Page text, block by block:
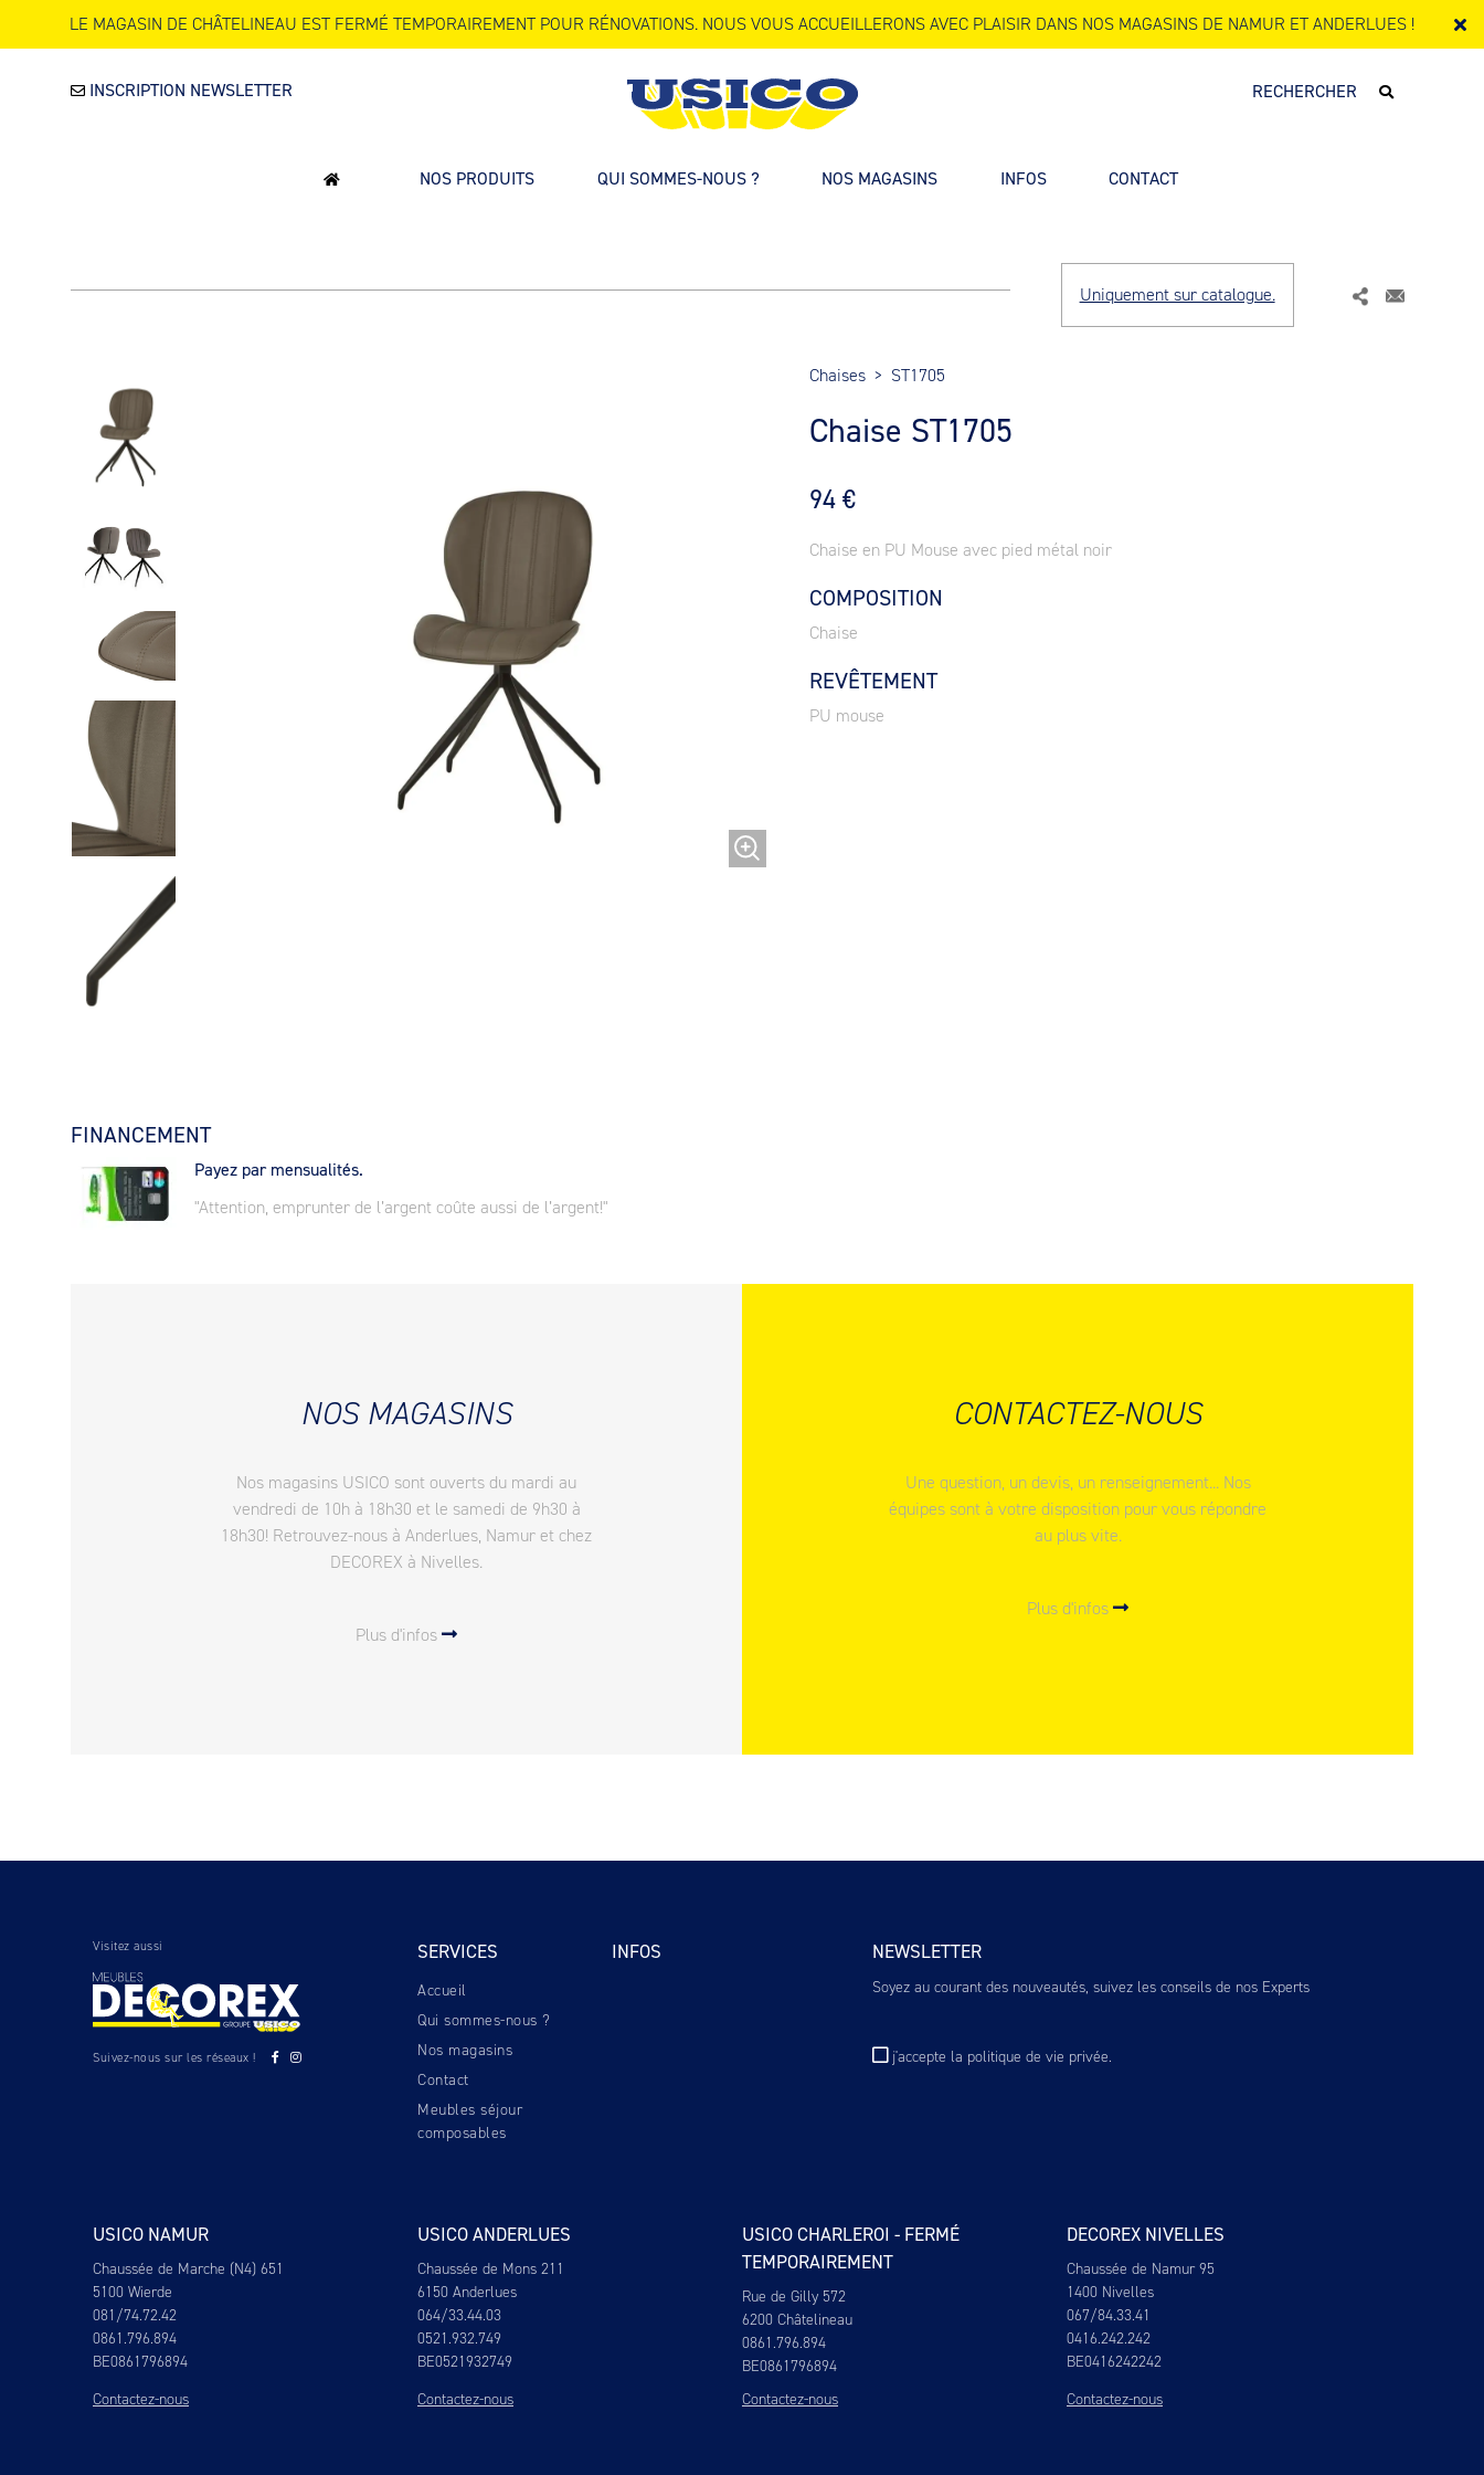
LE MAGASIN DE CHÂTELINEAU EST FERMÉ TEMPORAIREMENT POUR RÉNOVATIONS. NOUS VOUS ACCUEILLERONS AVEC PLAISIR DANS NOS MAGASINS DE NAMUR ET ANDERLUES !
INSCRIPTION NEWSLETTER
NOS PRODUITS QUI SOMMES-NOUS ? NOS MAGASINS INFOS CONTACT
Uniquement sur catalogue.
Chaises > ST1705
Chaise ST1705
94 €
Chaise en PU Mouse avec pied métal noir
COMPOSITION
Chaise
REVÊTEMENT
PU mouse
FINANCEMENT
Payez par mensualités.
"Attention, emprunter de l’argent coûte aussi de l’argent!"
NOS MAGASINS
Nos magasins USICO sont ouverts du mardi au
vendredi de 10h à 18h30 et le samedi de 9h30 à
18h30! Retrouvez-nous à Anderlues, Namur et chez
DECOREX à Nivelles.
Plus d'infos
CONTACTEZ-NOUS
Une question, un devis, un renseignement... Nos
équipes sont à votre disposition pour vous répondre
au plus vite.
Plus d'infos
Visitez aussi
Suivez-nous sur les réseaux !
SERVICES
Accueil
Qui sommes-nous ?
Nos magasins
Contact
Meubles séjour
composables
INFOS NEWSLETTER
Soyez au courant des nouveautés, suivez les conseils de nos Experts
j'accepte la politique de vie privée.
USICO NAMUR
Chaussée de Marche (N4) 651
5100 Wierde
081/74.72.42
0861.796.894
BE0861796894
Contactez-nous
USICO ANDERLUES
Chaussée de Mons 211
6150 Anderlues
064/33.44.03
0521.932.749
BE0521932749
Contactez-nous
USICO CHARLEROI - FERMÉ
TEMPORAIREMENT
Rue de Gilly 572
6200 Châtelineau
0861.796.894
BE0861796894
Contactez-nous
DECOREX NIVELLES
Chaussée de Namur 95
1400 Nivelles
067/84.33.41
0416.242.242
BE0416242242
Contactez-nous